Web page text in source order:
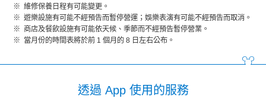
維修保養日程有可能變更。
遊樂設施有可能不經預告而暫停營運；娛樂表演有可能不經預告而取消。
商店及餐飲設施有可能依天候、季節而不經預告暫停營業。
當月份的時間表將於前 1 個月的 8 日左右公布。
透過 App 使用的服務